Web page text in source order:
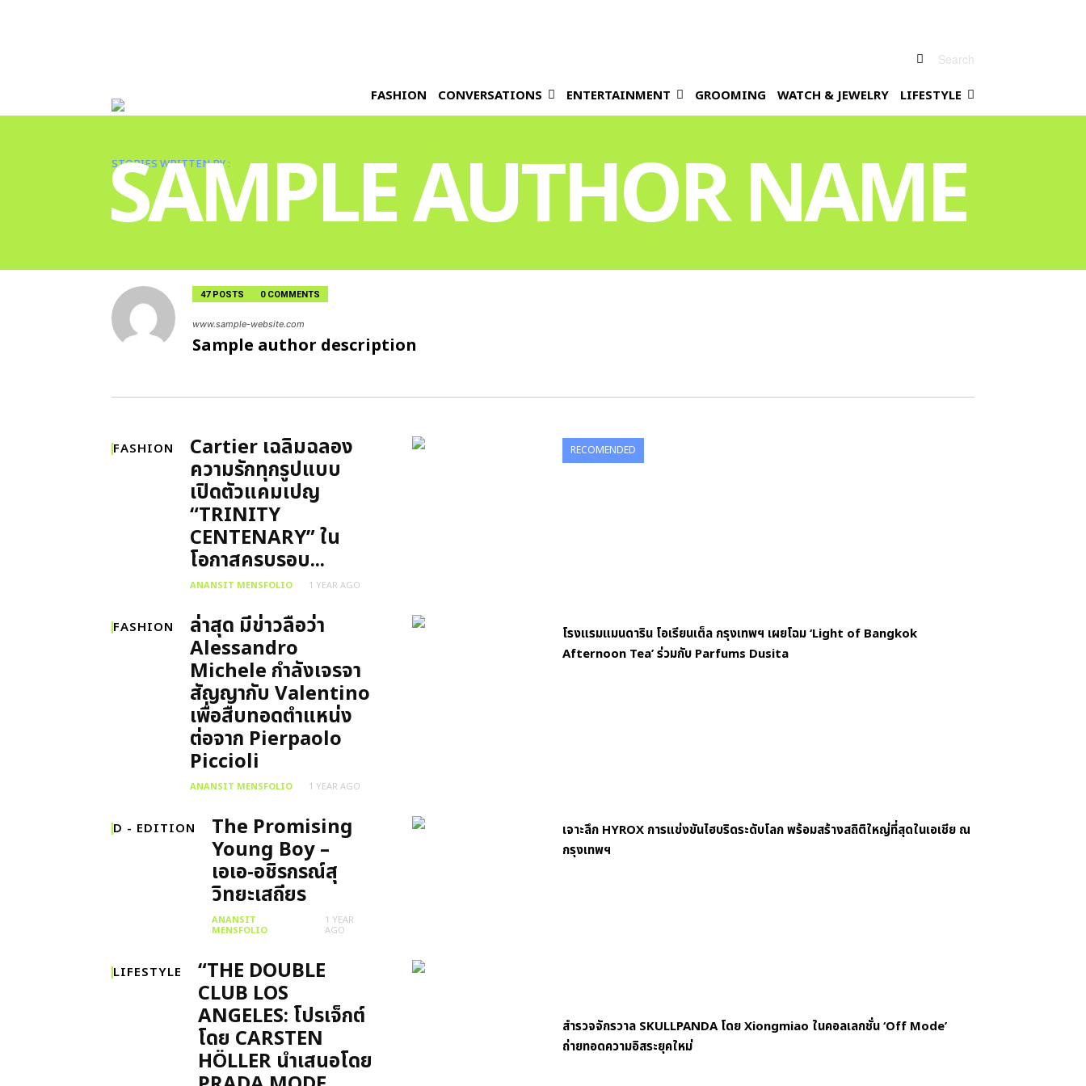
Search
FASHION CONVERSATIONS ENTERTAINMENT GROOMING WATCH & JEWELRY LIFESTYLE
STORIES WRITTEN BY :
SAMPLE AUTHOR NAME
47 POSTS 0 COMMENTS
www.sample-website.com
Sample author description
FASHION Cartier เฉลิมฉลอง
ความรักทุกรูปแบบ
เปิดตัวแคมเปญ
“TRINITY
CENTENARY” ใน
โอกาสครบรอบ...
ANANSIT MENSFOLIO 1 YEAR AGO
FASHION ล่าสุด มีข่าวลือว่า
Alessandro
Michele กำลังเจรจา
สัญญากับ Valentino
เพื่อสืบทอดตำแหน่ง
ต่อจาก Pierpaolo
Piccioli
ANANSIT MENSFOLIO 1 YEAR AGO
D - EDITION The Promising
Young Boy –
เอเอ-อชิรกรณ์สุ
วิทยะเสถียร
ANANSIT
MENSFOLIO
1 YEAR
AGO
LIFESTYLE “THE DOUBLE
CLUB LOS
ANGELES: โปรเจ็กต์
โดย CARSTEN
HÖLLER นำเสนอโดย
RECOMENDED
โรงแรมแมนดาริน โอเรียนเต็ล กรุงเทพฯ เผยโฉม ‘Light of Bangkok
Afternoon Tea’ ร่วมกับ Parfums Dusita
เจาะลึก HYROX การแข่งขันไฮบริดระดับโลก พร้อมสร้างสถิติใหญ่ที่สุดในเอเชีย ณ
กรุงเทพฯ
สำรวจจักรวาล SKULLPANDA โดย Xiongmiao ในคอลเลกชั่น ‘Off Mode’
ถ่ายทอดความอิสระยุคใหม่